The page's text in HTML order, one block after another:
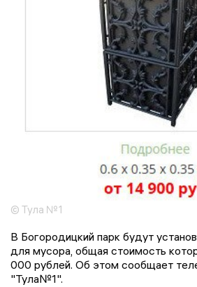
© Тула №1
В Богородицкий парк будут
для мусора, общая стоимость
000 рублей. Об этом сообщает
"Тула№1".